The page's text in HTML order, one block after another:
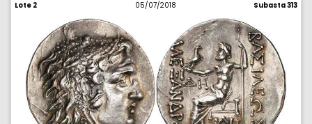
Lote 2 05/07/2018 Subasta 313